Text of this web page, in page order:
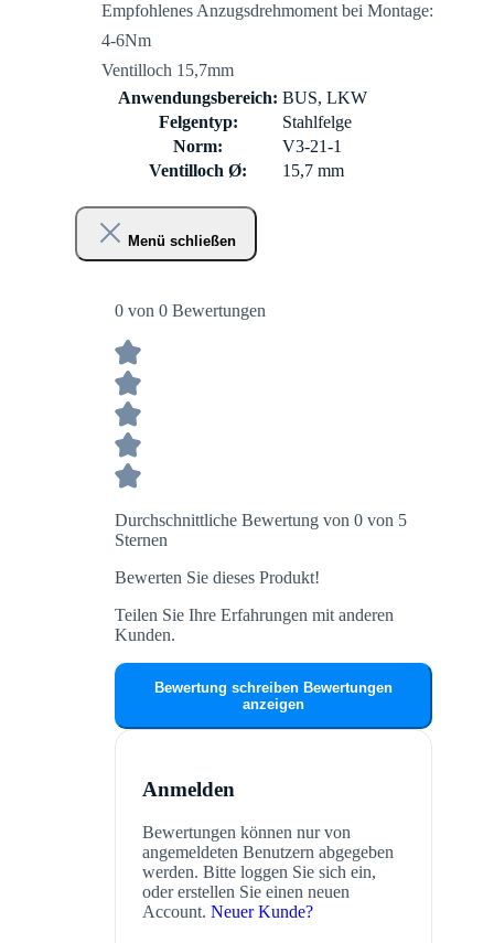
Empfohlenes Anzugsdrehmoment bei Montage:
4-6Nm
Ventilloch 15,7mm
Anwendungsbereich: BUS, LKW
Felgentyp:
Stahlfelge
Norm:
V3-21-1
Ventilloch Ø:
15,7 mm
Menü schließen
0 von 0 Bewertungen
Durchschnittliche Bewertung von 0 von 5
Sternen
Bewerten Sie dieses Produkt!
Teilen Sie Ihre Erfahrungen mit anderen
Kunden.
Bewertung schreiben Bewertungen
anzeigen
Anmelden
Bewertungen können nur von
angemeldeten Benutzern abgegeben
werden. Bitte loggen Sie sich ein,
oder erstellen Sie einen neuen
Account. Neuer Kunde?